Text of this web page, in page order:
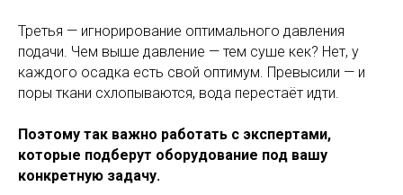
Третья — игнорирование оптимального давления
подачи. Чем выше давление — тем суше кек? Нет, у
каждого осадка есть свой оптимум. Превысили — и
поры ткани схлопываются, вода перестаёт идти.
Поэтому так важно работать с экспертами,
которые подберут оборудование под вашу
конкретную задачу.